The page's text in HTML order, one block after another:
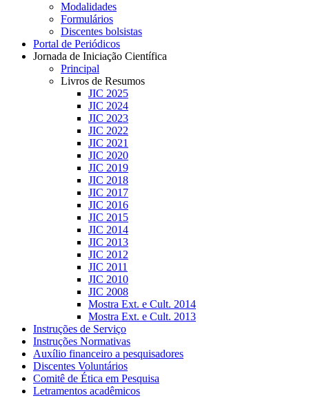
Modalidades
Formulários
Discentes bolsistas
Portal de Periódicos
Jornada de Iniciação Científica
Principal
Livros de Resumos
JIC 2025
JIC 2024
JIC 2023
JIC 2022
JIC 2021
JIC 2020
JIC 2019
JIC 2018
JIC 2017
JIC 2016
JIC 2015
JIC 2014
JIC 2013
JIC 2012
JIC 2011
JIC 2010
JIC 2008
Mostra Ext. e Cult. 2014
Mostra Ext. e Cult. 2013
Instruções de Serviço
Instruções Normativas
Auxílio financeiro a pesquisadores
Discentes Voluntários
Comitê de Ética em Pesquisa
Letramentos acadêmicos